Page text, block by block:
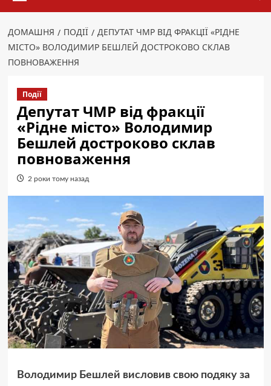
ДОМАШНЯ ПОДІЇ
ДЕПУТАТ ЧМР ВІД ФРАКЦІЇ «РІДНЕ
МІСТО» ВОЛОДИМИР БЕШЛЕЙ ДОСТРОКОВО СКЛАВ
ПОВНОВАЖЕННЯ
Події
Депутат ЧМР від фракції
«Рідне місто» Володимир
Бешлей достроково склав
повноваження
2 роки тому назад
Володимир Бешлей висловив свою подяку за